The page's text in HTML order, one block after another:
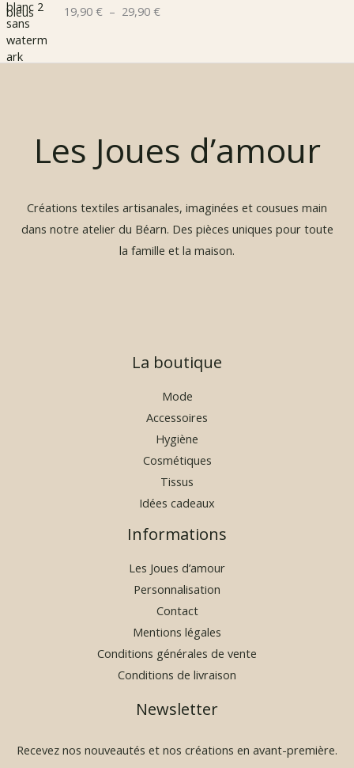
19,90 € – 29,90 €P
g
r
i
:
1
,
2
0
€
Les Joues d’amour
Créations textiles artisanales, imaginées et cousues main
dans notre atelier du Béarn. Des pièces uniques pour toute
la famille et la maison.
La boutique
Mode
Accessoires
Hygiène
Cosmétiques
Tissus
Idées cadeaux
Informations
Les Joues d’amour
Personnalisation
Contact
Mentions légales
Conditions générales de vente
Conditions de livraison
Newsletter
Recevez nos nouveautés et nos créations en avant-première.